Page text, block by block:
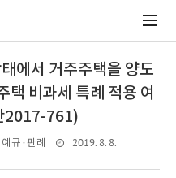
에서 거주주택을 양도
택 비과세 특례 적용 여
2017-761)
규·판례 2019. 8. 8.